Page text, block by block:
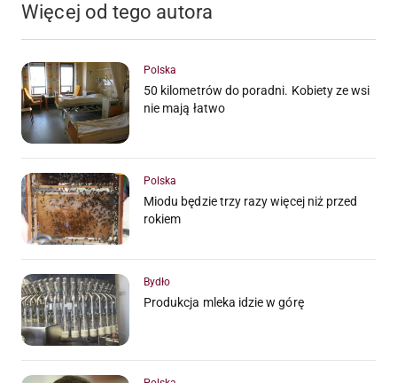
Więcej od tego autora
Polska
50 kilometrów do poradni. Kobiety ze wsi
nie mają łatwo
Polska
Miodu będzie trzy razy więcej niż przed
rokiem
Bydło
Produkcja mleka idzie w górę